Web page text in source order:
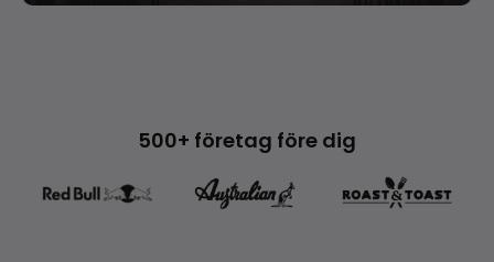
500+ företag före dig